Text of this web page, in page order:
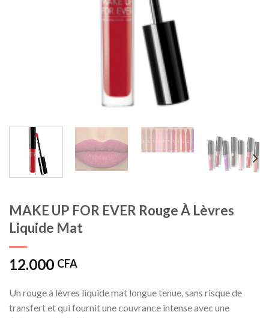
MAKE UP FOR EVER Rouge À Lèvres
Liquide Mat
12.000 CFA
Un rouge à lèvres liquide mat longue tenue, sans risque de
transfert et qui fournit une couvrance intense avec une